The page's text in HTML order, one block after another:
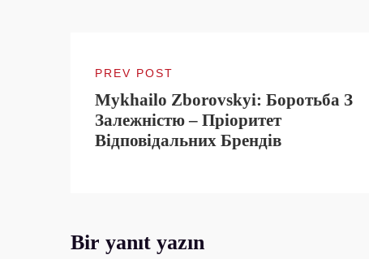
PREV POST
Mykhailo Zborovskyi: Боротьба З
Залежністю – Пріоритет
Відповідальних Брендів
Bir yanıt yazın